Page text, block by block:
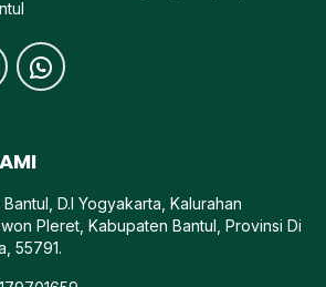
D.I Yogyakarta, Kalurahan
Pleret, Kabupaten Bantul, Provinsi Di
55791.